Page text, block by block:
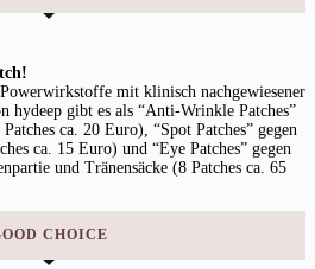
mit klinisch nachgewiesener
hydeep gibt es als “Anti-Wrinkle Patches”
ca. 20 Euro), “Spot Patches” gegen
ca. 15 Euro) und “Eye Patches” gegen
und Tränensäcke (8 Patches ca. 65
CHOICE